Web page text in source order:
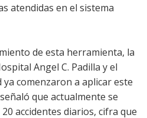
atendidas en el sistema
de esta herramienta, la
Angel C. Padilla y el
comenzaron a aplicar este
que actualmente se
accidentes diarios, cifra que